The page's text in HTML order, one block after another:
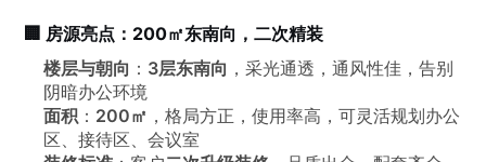
🏢 房源亮点：200㎡东南向，二次精装
楼层与朝向 ： 3层东南向 ，采光通透，通风性佳，告别
阴暗办公环境
面积 ： 200㎡ ，格局方正，使用率高，可灵活规划办公
区、接待区、会议室